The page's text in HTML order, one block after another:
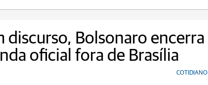
discurso, Bolsonaro encerra
oficial fora de Brasília
COTIDIANO